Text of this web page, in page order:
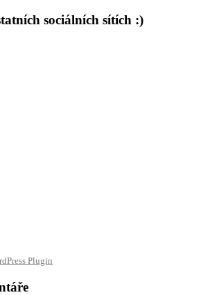
sociálních sítích :)
Plugin